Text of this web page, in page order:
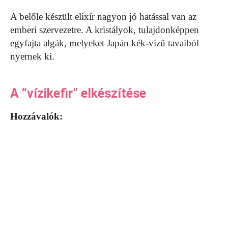
A belőle készült elixír nagyon jó hatással van az
emberi szervezetre. A kristályok, tulajdonképpen
egyfajta algák, melyeket Japán kék-vizű tavaiból
nyernek ki.
A “vízikefir” elkészítése
Hozzávalók: